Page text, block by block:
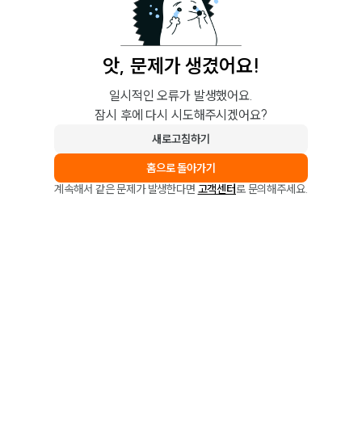
앗, 문제가 생겼어요!
일시적인 오류가 발생했어요.
잠시 후에 다시 시도해주시겠어요?
새로고침하기
홈으로 돌아가기
계속해서 같은 문제가 발생한다면 고객센터로 문의해주세요.